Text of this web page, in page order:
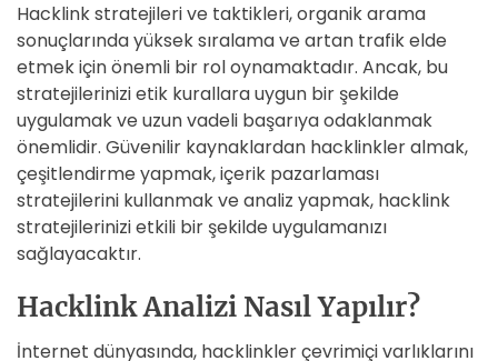
Hacklink stratejileri ve taktikleri, organik arama
sonuçlarında yüksek sıralama ve artan trafik elde
etmek için önemli bir rol oynamaktadır. Ancak, bu
stratejilerinizi etik kurallara uygun bir şekilde
uygulamak ve uzun vadeli başarıya odaklanmak
önemlidir. Güvenilir kaynaklardan hacklinkler almak,
çeşitlendirme yapmak, içerik pazarlaması
stratejilerini kullanmak ve analiz yapmak, hacklink
stratejilerinizi etkili bir şekilde uygulamanızı
sağlayacaktır.
Hacklink Analizi Nasıl Yapılır?
İnternet dünyasında, hacklinkler çevrimiçi varlıklarını